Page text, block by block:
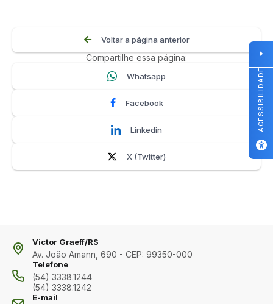
Voltar a página anterior
Compartilhe essa página:
Whatsapp
Facebook
Linkedin
X (Twitter)
Victor Graeff/RS
Av. João Amann, 690 - CEP: 99350-000
Telefone
(54) 3338.1244
(54) 3338.1242
E-mail
ACESSIBILIDADE